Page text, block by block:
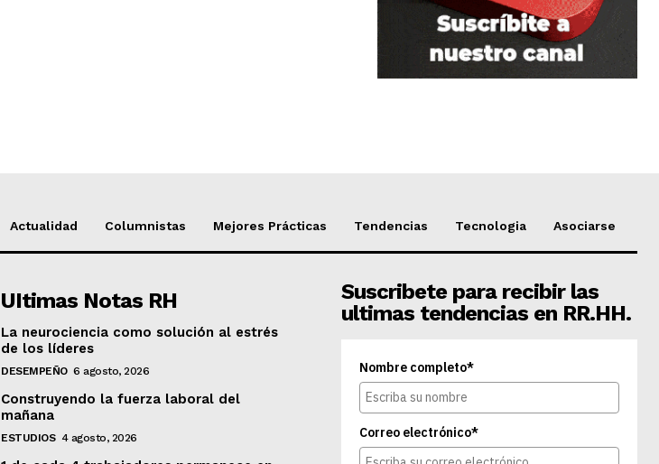
Actualidad Columnistas Mejores Prácticas Tendencias Tecnologia Asociarse
UItimas Notas RH
La neurociencia como solución al estrés
de los líderes
DESEMPEÑO 6 agosto, 2026
Construyendo la fuerza laboral del
mañana
ESTUDIOS 4 agosto, 2026
Suscribete para recibir las
ultimas tendencias en RR.HH.
Nombre completo*
Correo electrónico*